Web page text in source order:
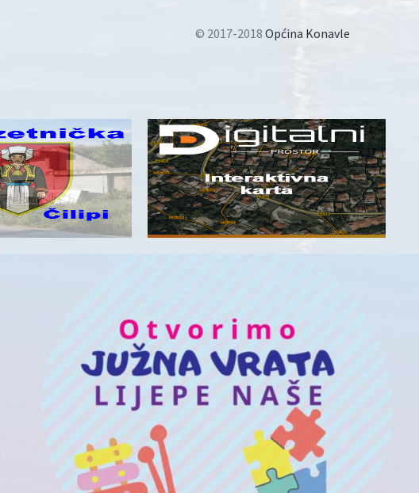
© 2017-2018 Općina Konavle